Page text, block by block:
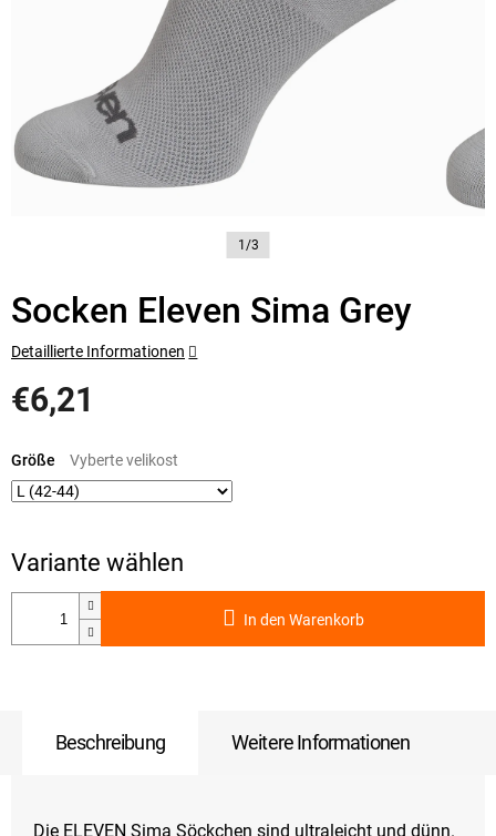
1/3
Socken Eleven Sima Grey
€6,21
Größe
In den Warenkorb
Detaillierte Informationen
Beschreibung Weitere Informationen
Die ELEVEN Sima Söckchen sind ultraleicht und dünn.